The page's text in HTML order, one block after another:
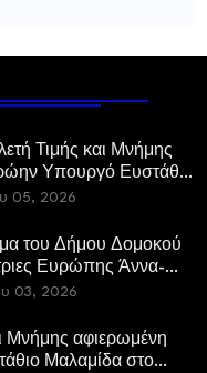
Τιμής και Μνήμης
Υπουργό Ευστάθιο
Δομοκού
05, 2026
του Δήμου Δομοκού
Ευρώπης Άννα-
Αλεξανδρή
03, 2026
Μνήμης αφιερωμένη
Μαλαμίδα στο